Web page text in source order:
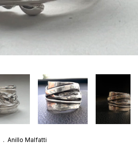
. Anillo Malfatti